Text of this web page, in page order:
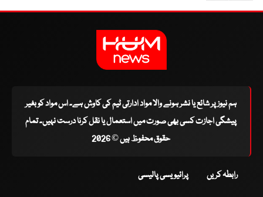
ہم نیوز پر شائع یا نشر ہونے والا مواد ادارتی ٹیم کی کاوش ہے۔ اس مواد کو بغیر
پیشگی اجازت کسی بھی صورت میں استعمال یا نقل کرنا درست نہیں۔ تمام
حقوق محفوظ ہیں © 2026
رابطہ کریں پرائیویسی پالیسی